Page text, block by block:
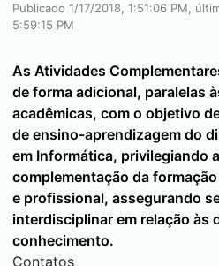
Publicado 1/17/2018, 1:51:06 PM,
5:59:15 PM
As Atividades
de forma adicional, paralelas
acadêmicas, com o objetivo
de ensino-aprendizagem do
em Informática, privilegiando
complementação da
e profissional, assegurando
interdisciplinar em relação às
conhecimento.
Contatos